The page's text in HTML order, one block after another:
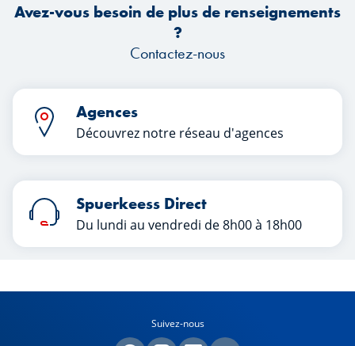
Avez-vous besoin de plus de renseignements
?
Contactez-nous
Agences
Découvrez notre réseau d'agences
Spuerkeess Direct
Du lundi au vendredi de 8h00 à 18h00
Suivez-nous